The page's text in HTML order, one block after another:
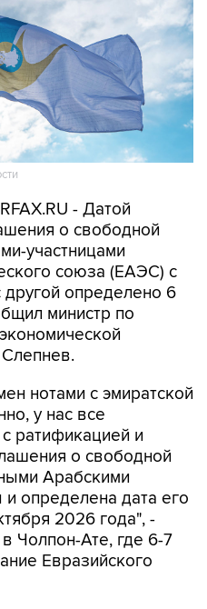
- Датой
о свободной
участницами
союза (ЕАЭС) с
определено 6
министр по
нотами с эмиратской
у нас все
ратификацией и
о свободной
Арабскими
определена дата его
2026 года", -
Чолпон-Ате, где 6-7
Евразийского